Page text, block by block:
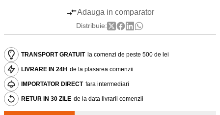
Adauga in comparator
Distribuie:
TRANSPORT GRATUIT la comenzi de peste 500 de lei
LIVRARE IN 24H de la plasarea comenzii
IMPORTATOR DIRECT fara intermediari
RETUR IN 30 ZILE de la data livrarii comenzii